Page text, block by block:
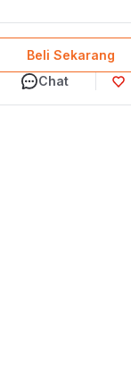
dan Foyer
Beli Sekarang
Chat